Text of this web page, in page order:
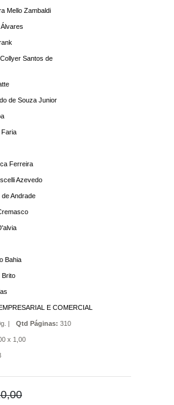
Mello Zambaldi
Santos de
de Souza Junior
Faria
Ferreira
Azevedo
Andrade
Bahia
Brito
E COMERCIAL
| Qtd Páginas: 310
x 1,00